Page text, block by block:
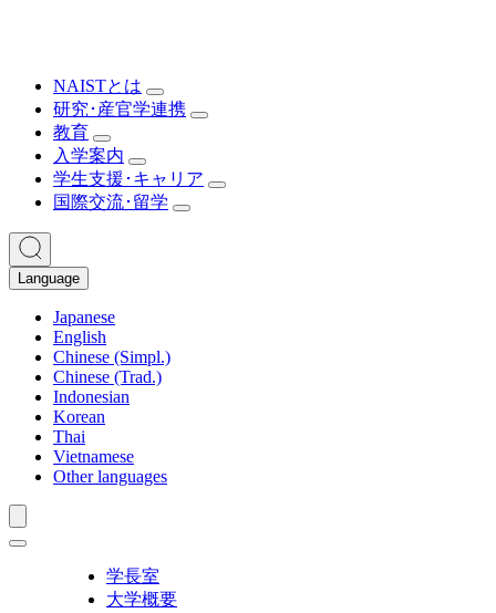
NAISTとは
研究･産官学連携
教育
入学案内
学生支援･キャリア
国際交流･留学
Language
Japanese
English
Chinese (Simpl.)
Chinese (Trad.)
Indonesian
Korean
Thai
Vietnamese
Other languages
学長室
大学概要